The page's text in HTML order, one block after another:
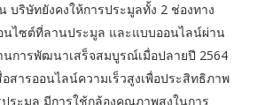
บริษัทยังคงให้การประมูลทั้ง 2 ช่องทาง
นไซต์ที่ลานประมูล และแบบออนไลน์ผ่าน
นการพัฒนาเสร็จสมบูรณ์เมื่อปลายปี 2564
สารออนไลน์ความเร็วสูงเพื่อประสิทธิภาพ
ระมูล มีการใช้กล้องคุณภาพสูงในการ